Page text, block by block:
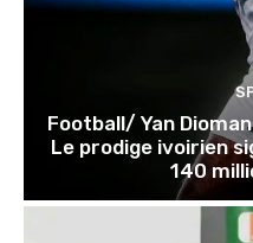
Football/ Yan
Le prodige ivoirien
140